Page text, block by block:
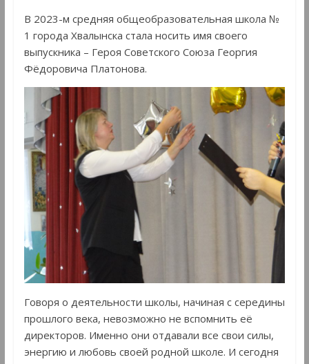
В 2023-м средняя общеобразовательная школа №
1 города Хвалынска стала носить имя своего
выпускника – Героя Советского Союза Георгия
Фёдоровича Платонова.
Говоря о деятельности школы, начиная с середины
прошлого века, невозможно не вспомнить её
директоров. Именно они отдавали все свои силы,
энергию и любовь своей родной школе. И сегодня